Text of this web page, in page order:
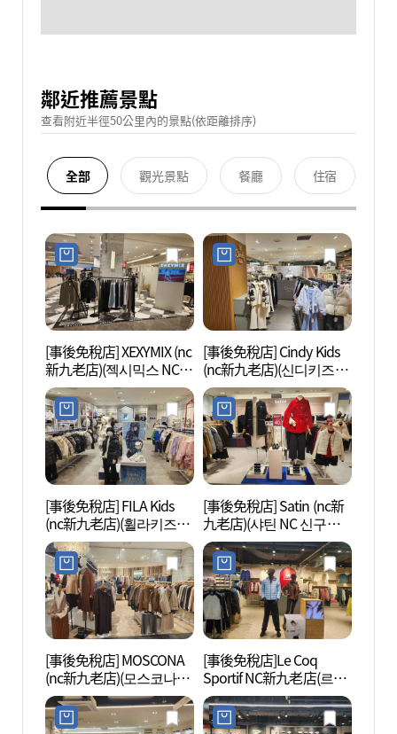
鄰近推薦景點
查看附近半徑50公里內的景點(依距離排序)
全部 觀光景點 餐廳 住宿
[事後免稅店] XEXYMIX (nc
新九老店)(젝시믹스 NC
신구로점)
[事後免稅店] Cindy Kids
(nc新九老店)(신디키즈
NC 신구로점)
[事後免稅店] FILA Kids
(nc新九老店)(휠라키즈
NC 신구로점)
[事後免稅店] Satin (nc新
九老店)(샤틴 NC 신구로
점)
[事後免稅店] MOSCONA
(nc新九老店)(모스코나
NC 신구로점)
[事後免稅店]Le Coq
Sportif NC新九老店(르꼬
끄 스포르티브 NC 신구로
점)